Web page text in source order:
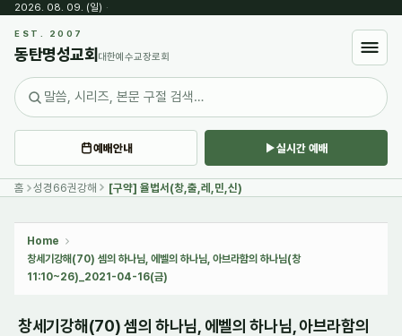
2026. 08. 09. (일) ·
EST. 2007
동탄명성교회 대한예수교장로회
예배안내 실시간 예배
홈 성경66권강해 [구약] 율법서(창,출,레,민,신)
Home
창세기강해(70) 셈의 하나님, 에벨의 하나님, 아브라함의 하나님(창
11:10~26)_2021-04-16(금)
창세기강해(70) 셈의 하나님, 에벨의 하나님, 아브라함의
Sketchbook5, 스케치북5
Sketchbook5, 스케치북5